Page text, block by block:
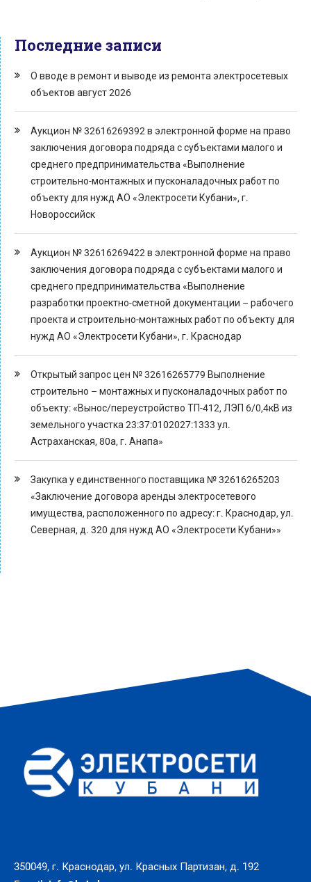
Последние записи
О вводе в ремонт и выводе из ремонта электросетевых
объектов август 2026
Аукцион № 32616269392 в электронной форме на право
заключения договора подряда с субъектами малого и
среднего предпринимательства «Выполнение
строительно-монтажных и пусконаладочных работ по
объекту для нужд АО «Электросети Кубани», г.
Новороссийск
Аукцион № 32616269422 в электронной форме на право
заключения договора подряда с субъектами малого и
среднего предпринимательства «Выполнение
разработки проектно-сметной документации – рабочего
проекта и строительно-монтажных работ по объекту для
нужд АО «Электросети Кубани», г. Краснодар
Открытый запрос цен № 32616265779 Выполнение
строительно – монтажных и пусконаладочных работ по
объекту: «Вынос/переустройство ТП-412, ЛЭП 6/0,4кВ из
земельного участка 23:37:0102027:1333 ул.
Астраханская, 80а, г. Анапа»
Закупка у единственного поставщика № 32616265203
«Заключение договора аренды электросетевого
имущества, расположенного по адресу: г. Краснодар, ул.
Северная, д. 320 для нужд АО «Электросети Кубани»»
350049, г. Краснодар, ул. Красных Партизан, д. 192